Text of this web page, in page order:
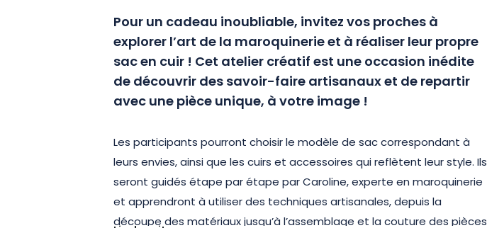
Pour un cadeau inoubliable, invitez vos proches à
explorer l’art de la maroquinerie et à réaliser leur propre
sac en cuir ! Cet atelier créatif est une occasion inédite
de découvrir des savoir-faire artisanaux et de repartir
avec une pièce unique, à votre image !
Les participants pourront choisir le modèle de sac correspondant à
leurs envies, ainsi que les cuirs et accessoires qui reflètent leur style. Ils
seront guidés étape par étape par Caroline, experte en maroquinerie
et apprendront à utiliser des techniques artisanales, depuis la
découpe des matériaux jusqu’à l’assemblage et la couture des pièces